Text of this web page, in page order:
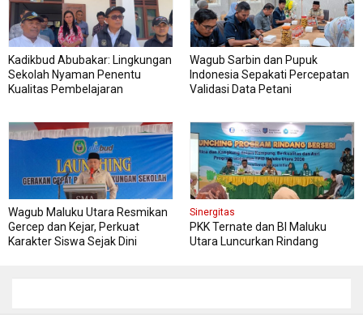
Kadikbud Abubakar: Lingkungan
Sekolah Nyaman Penentu
Kualitas Pembelajaran
Wagub Sarbin dan Pupuk
Indonesia Sepakati Percepatan
Validasi Data Petani
Wagub Maluku Utara Resmikan
Gercep dan Kejar, Perkuat
Karakter Siswa Sejak Dini
Sinergitas
PKK Ternate dan BI Maluku
Utara Luncurkan Rindang